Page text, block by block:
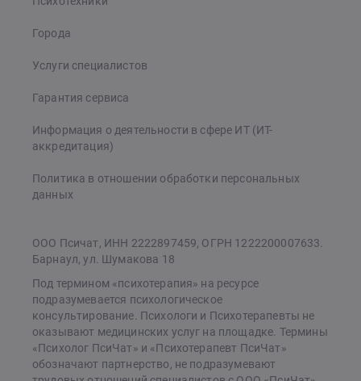
Города
Услуги специалистов
Гарантия сервиса
Информация о деятельности в сфере ИТ (ИТ-
аккредитация)
Политика в отношении обработки персональных
данных
ООО Псичат, ИНН 2222897459, ОГРН 1222200007633.
Барнаул, ул. Шумакова 18
Под термином «психотерапия» на ресурсе
подразумевается психологическое
консультирование. Психологи и Психотерапевты не
оказывают медицинских услуг на площадке. Термины
«Психолог ПсиЧат» и «Психотерапевт ПсиЧат»
обозначают партнерство, не подразумевают